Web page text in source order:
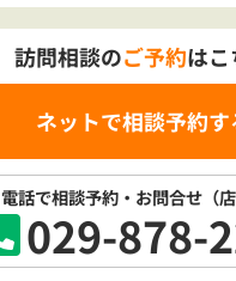
電話で相談予約 ・お問合せ （
029-878-
訪問相談のご予約はこ
ネットで相談予約す